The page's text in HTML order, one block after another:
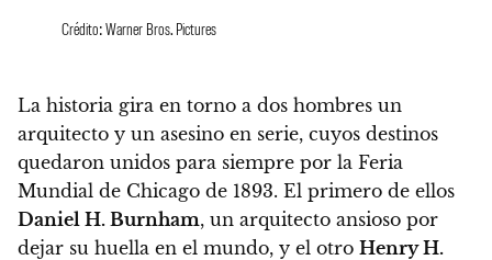
Crédito: Warner Bros. Pictures
La historia gira en torno a dos hombres un
arquitecto y un asesino en serie, cuyos destinos
quedaron unidos para siempre por la Feria
Mundial de Chicago de 1893. El primero de ellos
Daniel H. Burnham, un arquitecto ansioso por
dejar su huella en el mundo, y el otro Henry H.